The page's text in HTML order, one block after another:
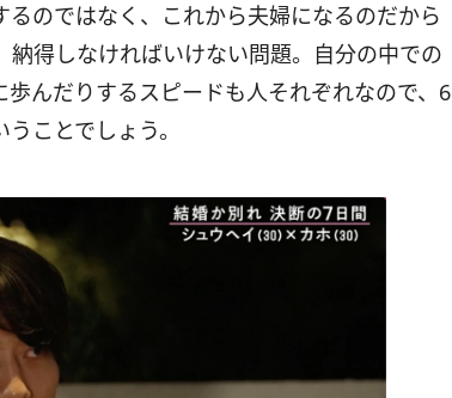
のではなく、これから夫婦になるのだから
得しなければいけない問題。自分の中での
んだりするスピードも人それぞれなので、6
ことでしょう。